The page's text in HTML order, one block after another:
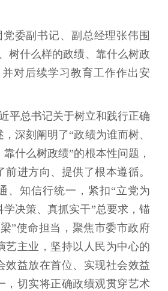
委副书记、副总经理张伟围
树什么样的政绩、靠什么树政
对后续学习教育工作作出安
平总书记关于树立和践行正确
深刻阐明了“政绩为谁而树、
什么树政绩”的根本性问题，
前进方向、提供了根本遵循。
、知信行统一，紧扣“立党为
决策、真抓实干”总要求，锚
”使命担当，聚焦市委市政府
艺主业，坚持以人民为中心的
效益放在首位、实现社会效益
，切实将正确政绩观贯穿艺术